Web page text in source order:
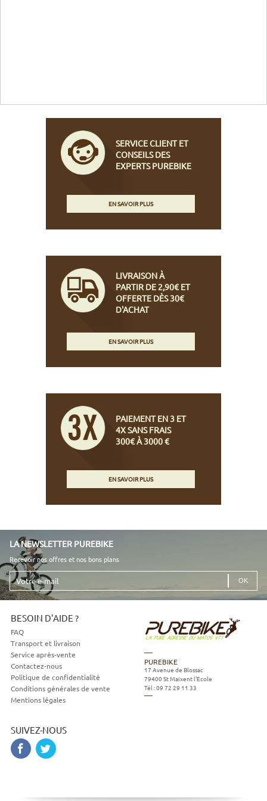
SERVICE CLIENT ET
CONSEILS DES
EXPERTS PUREBIKE
EN SAVOIR PLUS
LIVRAISON À
PARTIR DE 2,90€ ET
OFFERTE DÈS 30€
D'ACHAT
EN SAVOIR PLUS
PAIEMENT EN 3 ET
4X SANS FRAIS
300€ À 3000 €
EN SAVOIR PLUS
LA NEWSLETTER PUREBIKE
Recevoir nos offres et nos bons plans
Votre
e-
mail
BESOIN D'AIDE ?
FAQ
Transport et livraison
Service après-vente
Contactez-nous
Politique de confidentialité
Conditions générales de vente
Mentions légales
SUIVEZ-NOUS
PUREBIKE
17 Avenue de Blossac
79400 St Maixent l'Ecole
Tél :09 72 29 11 33